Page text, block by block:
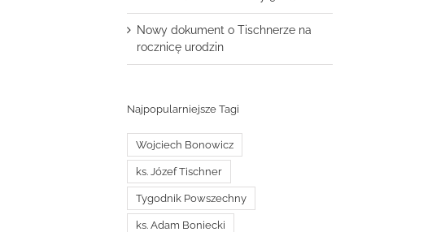
Nowy dokument o Tischnerze na
rocznicę urodzin
Najpopularniejsze Tagi
Wojciech Bonowicz
ks. Józef Tischner
Tygodnik Powszechny
ks. Adam Boniecki